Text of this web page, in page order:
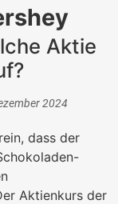
Aktie
2024
dass der
Aktienkurs der